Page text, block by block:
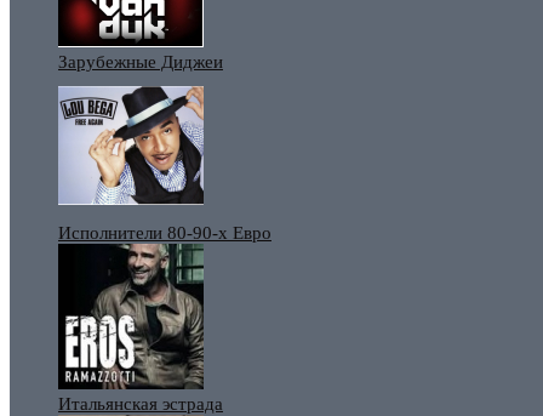
Зарубежные Диджеи
Исполнители 80-90-х Евро
Итальянская эстрада